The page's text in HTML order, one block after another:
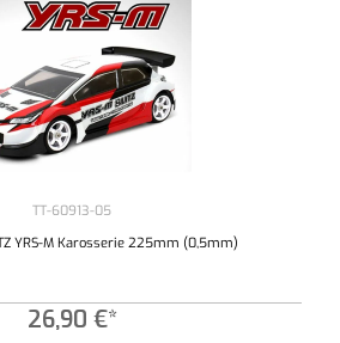
TT-60913-05
YRS-M Karosserie 225mm (0,5mm)
26,90 €*